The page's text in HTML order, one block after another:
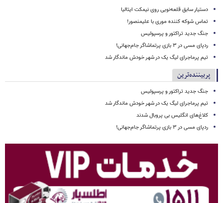
دستیار سابق قلعه‌نویی روی نیمکت ایتالیا
تماس شوکه کننده موری با علیمنصور!
جنگ جدید تراکتور و پرسپولیس
ردپای مسی در ۳ بازی پرتماشاگر جام‌جهانی!
تیم پرماجرای لیگ یک در شهر خودش ماندگار شد
پربیننده‌ترین
جنگ جدید تراکتور و پرسپولیس
تیم پرماجرای لیگ یک در شهر خودش ماندگار شد
کلاغ‌های انگلیس بی پروبال شدند
ردپای مسی در ۳ بازی پرتماشاگر جام‌جهانی!